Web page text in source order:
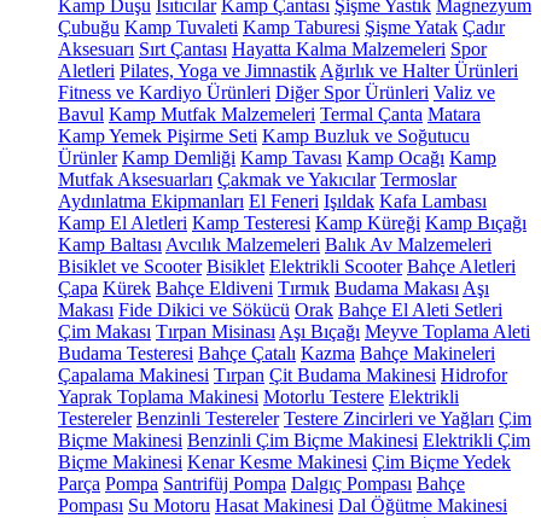
Kamp Duşu Isıtıcılar Kamp Çantası Şişme Yastık Magnezyum
Çubuğu Kamp Tuvaleti Kamp Taburesi Şişme Yatak Çadır
Aksesuarı Sırt Çantası Hayatta Kalma Malzemeleri Spor
Aletleri Pilates, Yoga ve Jimnastik Ağırlık ve Halter Ürünleri
Fitness ve Kardiyo Ürünleri Diğer Spor Ürünleri Valiz ve
Bavul Kamp Mutfak Malzemeleri Termal Çanta Matara
Kamp Yemek Pişirme Seti Kamp Buzluk ve Soğutucu
Ürünler Kamp Demliği Kamp Tavası Kamp Ocağı Kamp
Mutfak Aksesuarları Çakmak ve Yakıcılar Termoslar
Aydınlatma Ekipmanları El Feneri Işıldak Kafa Lambası
Kamp El Aletleri Kamp Testeresi Kamp Küreği Kamp Bıçağı
Kamp Baltası Avcılık Malzemeleri Balık Av Malzemeleri
Bisiklet ve Scooter Bisiklet Elektrikli Scooter Bahçe Aletleri
Çapa Kürek Bahçe Eldiveni Tırmık Budama Makası Aşı
Makası Fide Dikici ve Sökücü Orak Bahçe El Aleti Setleri
Çim Makası Tırpan Misinası Aşı Bıçağı Meyve Toplama Aleti
Budama Testeresi Bahçe Çatalı Kazma Bahçe Makineleri
Çapalama Makinesi Tırpan Çit Budama Makinesi Hidrofor
Yaprak Toplama Makinesi Motorlu Testere Elektrikli
Testereler Benzinli Testereler Testere Zincirleri ve Yağları Çim
Biçme Makinesi Benzinli Çim Biçme Makinesi Elektrikli Çim
Biçme Makinesi Kenar Kesme Makinesi Çim Biçme Yedek
Parça Pompa Santrifüj Pompa Dalgıç Pompası Bahçe
Pompası Su Motoru Hasat Makinesi Dal Öğütme Makinesi